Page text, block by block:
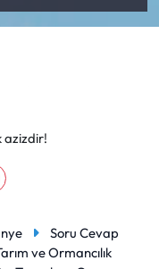
azizdir!
Soru Cevap
ve Ormancılık